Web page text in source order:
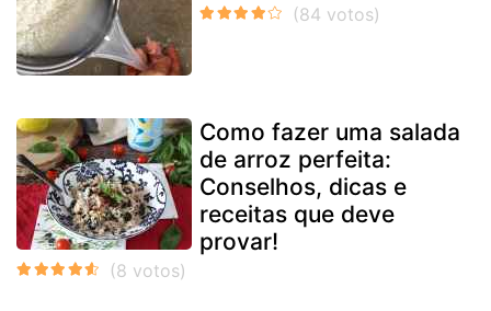
Como fazer uma salada
de arroz perfeita:
Conselhos, dicas e
receitas que deve
provar!